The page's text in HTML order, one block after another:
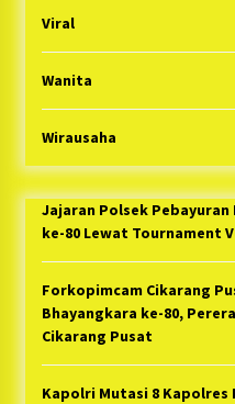
Viral
Wanita
Wirausaha
Jajaran Polsek Pebayuran
ke-80 Lewat Tournament
Forkopimcam Cikarang
Bhayangkara ke-80,
Cikarang Pusat
Kapolri Mutasi 8 Kapolres